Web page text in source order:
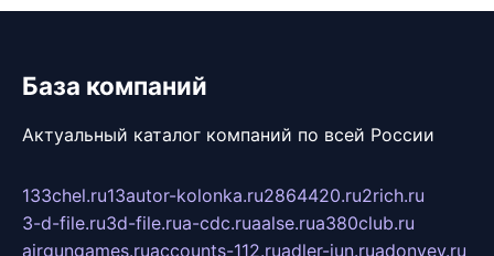
База компаний
Актуальный каталог компаний по всей России
133chel.ru13autor-kolonka.ru2864420.ru2rich.ru
3-d-file.ru3d-file.rua-cdc.ruaalse.rua380club.ru
airgungames.ruaccounts-112.ruadler-jun.ruadonyev.ru